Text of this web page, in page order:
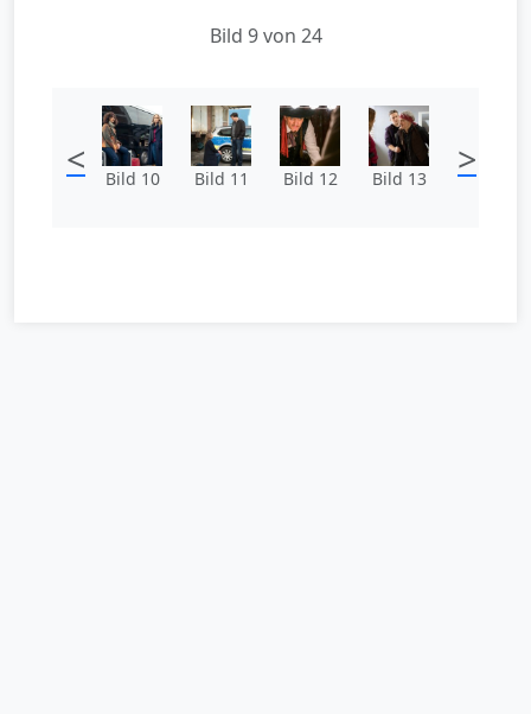
Bild 9 von 24
< Bild 10 Bild 11 Bild 12 Bild 13 >